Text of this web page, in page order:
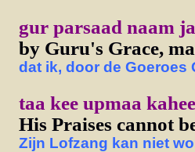
gur parsaad naam
by Guru's Grace,
dat ik, door de Goeroes
taa kee upmaa
His Praises cannot
Zijn Lofzang kan niet